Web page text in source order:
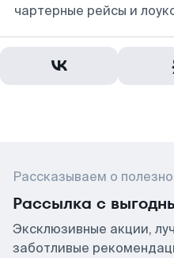
чартерные рейсы и
Рассказываем о
Рассылка с
Эксклюзивные акции,
заботливые